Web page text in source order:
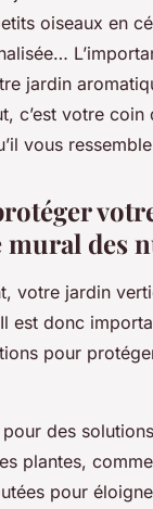
oiseaux en
jardin
c’est votre
vous
des
votre jardin
est donc
pour
des
plantes,
pour